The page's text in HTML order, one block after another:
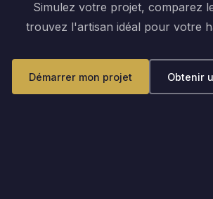
Simulez votre projet, comparez
trouvez l'artisan idéal pour votre
Démarrer mon projet Obtenir